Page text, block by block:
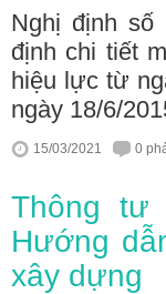
Nghị định số
định chi tiết
hiệu lực từ
ngày 18/6/
15/03/2021 0
Thông tư
Hướng
xây dựng